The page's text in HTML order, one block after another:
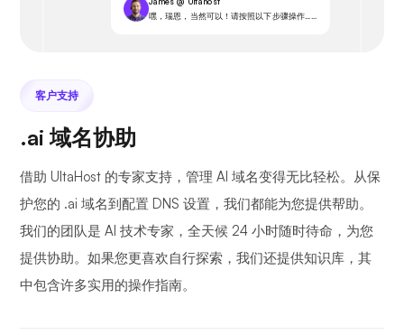
嘿，瑞恩，当然可以！请按照以下步骤操作……
客户支持
.ai 域名协助
借助 UltaHost 的专家支持，管理 AI 域名变得无比轻松。从保
护您的 .ai 域名到配置 DNS 设置，我们都能为您提供帮助。
我们的团队是 AI 技术专家，全天候 24 小时随时待命，为您
提供协助。如果您更喜欢自行探索，我们还提供知识库，其
中包含许多实用的操作指南。